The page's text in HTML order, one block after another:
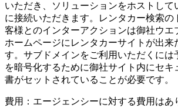
いただき、ソリューションをホストして
に接続いただきます。レンタカー検索の
客様とのインターアクションは御社ウエ
ホームページにレンタカーサイトが出来
す。サブドメインをご利用いただくには
を暗号化するために御社サイト内にセキ
書がセットされていることが必要です。
費用：エージェンシーに対する費用は